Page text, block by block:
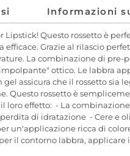
Informazioni
Questo rossetto è
Grazie al rilascio
La combinazione di
ottico. Le labbra
assicura che il rossetto
Questo rossetto è
effetto: - La
di idratazione - Cere e
un'applicazione ricca di
il contorno labbra,